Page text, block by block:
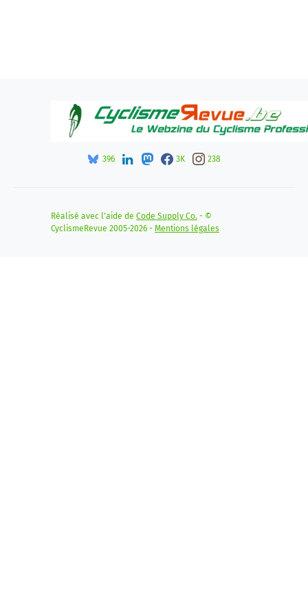
396 3K 238
Réalisé avec l'aide de Code Supply Co. - ©
CyclismeRevue 2005-2026 - Mentions légales